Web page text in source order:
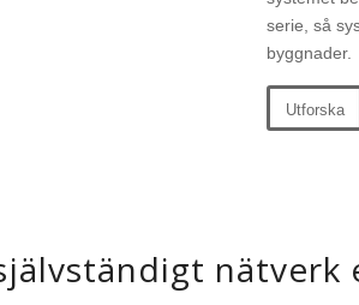
serie, så
byggnader.
Utforska
nätverk